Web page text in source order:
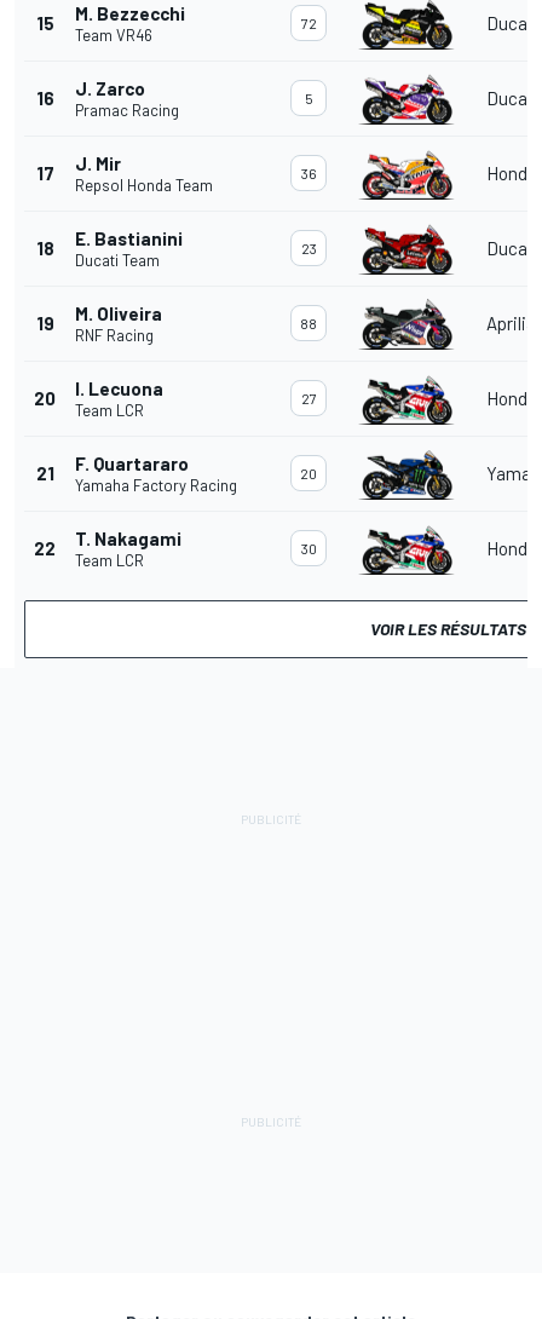
15 M. Bezzecchi
Team VR46
72 Ducati
16 J. Zarco
Pramac Racing
5 Ducati
17 J. Mir
Repsol Honda Team
36 Honda
18 E. Bastianini
Ducati Team
23 Ducati
19 M. Oliveira
RNF Racing
88 Aprilia
20 I. Lecuona
Team LCR
27 Honda
21 F. Quartararo
Yamaha Factory Racing
20
22 T. Nakagami
Team LCR
30 Honda
VOIR LES RÉSULTATS